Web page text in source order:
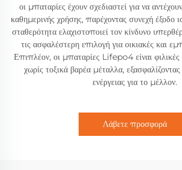
οι μπαταρίες έχουν σχεδιαστεί για να
καθημερινής χρήσης, παρέχοντας συνεχή έξοδο
σταθερότητα ελαχιστοποιεί τον κίνδυνο
τις ασφαλέστερη επιλογή για οικιακές και
Επιπλέον, οι μπαταρίες Lifepo4 είναι
χωρίς τοξικά βαρέα μέταλλα,
ενέργειας για το μέλλον.
Λάβετε προσφορά